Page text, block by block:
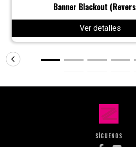
Banner Blackout
Ver detalles
SÍGUENOS